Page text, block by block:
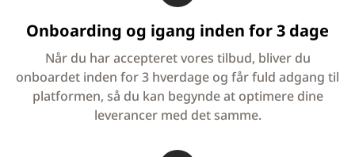
Onboarding og igang inden for 3 dage
Når du har accepteret vores tilbud, bliver du
onboardet inden for 3 hverdage og får fuld adgang til
platformen, så du kan begynde at optimere dine
leverancer med det samme.